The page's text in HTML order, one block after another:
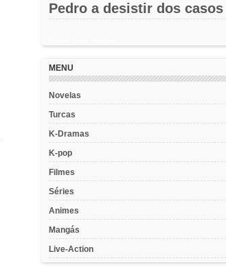
Pedro a desistir dos casos
MENU
Novelas
Turcas
K-Dramas
K-pop
Filmes
Séries
Animes
Mangás
Live-Action